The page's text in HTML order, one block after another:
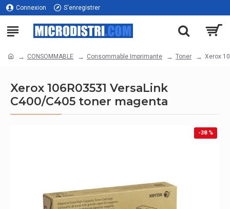
Connexion S'enregistrer
CONSOMMABLE Consommable Imprimante Toner Xerox
Xerox 106R03531 VersaLink
C400/C405 toner magenta
-38 %